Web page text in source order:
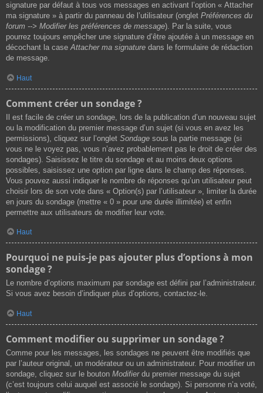
signature par défaut à tous vos messages en activant l’option « Attacher
ma signature » à partir du panneau de l’utilisateur (onglet Préférences du
forum --> Modifier les préférences de message). Par la suite, vous
pourrez toujours empêcher une signature d’être ajoutée à un message en
décochant la caseAttacher ma signature dans le formulaire de rédaction
de message.
Haut
Comment créer un sondage ?
Il est facile de créer un sondage, lors de la publication d’un nouveau sujet
ou la modification du premier message d’un sujet (si vous en avez les
permissions), cliquez sur l’onglet Sondage sous la partie message (si
vous ne le voyez pas, vous n’avez probablement pas le droit de créer des
sondages). Saisissez le titre du sondage et au moins deux options
possibles, saisissez une option par ligne dans le champ des réponses.
Vous pouvez aussi indiquer le nombre de réponses qu’un utilisateur peut
choisir lors de son vote dans « Option(s) par l’utilisateur », limiter la durée
en jours du sondage (mettre « 0 » pour une durée illimitée) et enfin
permettre aux utilisateurs de modifier leur vote.
Haut
Pourquoi ne puis-je pas ajouter plus d’options à mon
sondage ?
Le nombre d’options maximum par sondage est défini par l’administrateur.
Si vous avez besoin d’indiquer plus d’options, contactez-le.
Haut
Comment modifier ou supprimer un sondage ?
Comme pour les messages, les sondages ne peuvent être modifiés que
par l’auteur original, un modérateur ou un administrateur. Pour modifier un
sondage, cliquez sur le bouton Modifierdu premier message du sujet
(c’est toujours celui auquel est associé le sondage). Si personne n’a voté,